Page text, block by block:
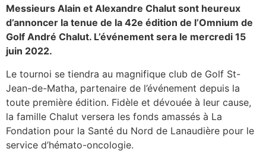
Messieurs Alain et Alexandre Chalut sont heureux
d’annoncer la tenue de la 42e édition de l’Omnium de
Golf André Chalut. L’événement sera le mercredi 15
juin 2022.
Le tournoi se tiendra au magnifique club de Golf St-
Jean-de-Matha, partenaire de l’événement depuis la
toute première édition. Fidèle et dévouée à leur cause,
la famille Chalut versera les fonds amassés à La
Fondation pour la Santé du Nord de Lanaudière pour le
service d’hémato-oncologie.